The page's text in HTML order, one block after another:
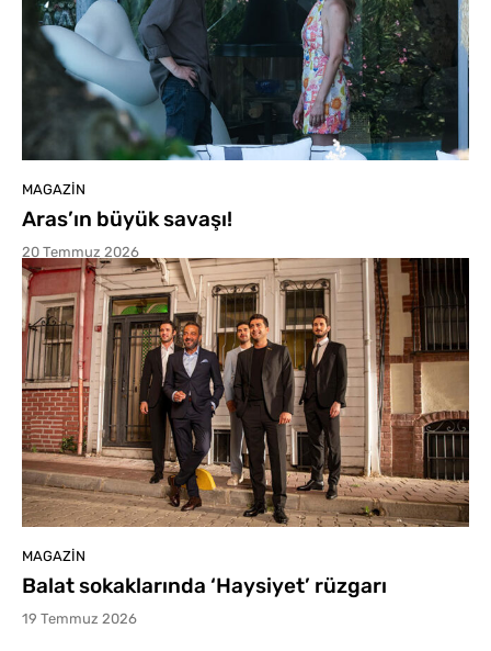
MAGAZIN
Aras’ın büyük savaşı!
20 Temmuz 2026
MAGAZIN
Balat sokaklarında ‘Haysiyet’ rüzgarı
19 Temmuz 2026